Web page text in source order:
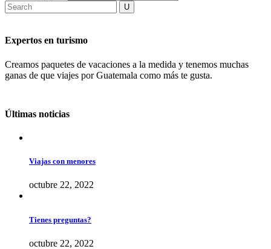
Expertos en turismo
Creamos paquetes de vacaciones a la medida y tenemos muchas
ganas de que viajes por Guatemala como más te gusta.
Últimas noticias
Viajas con menores
octubre 22, 2022
Tienes preguntas?
octubre 22, 2022